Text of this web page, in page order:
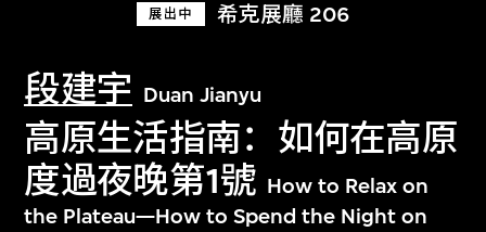
展出中 希克展廳 206
段建宇 Duan Jianyu
高原生活指南：如何在高原
度過夜晚第1號 How to Relax on
the Plateau—How to Spend the Night on